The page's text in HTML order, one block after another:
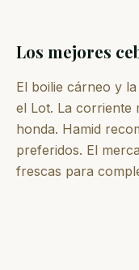
Los mejores
El boilie cárneo y
el Lot. La corriente
honda. Hamid
preferidos. El
frescas para